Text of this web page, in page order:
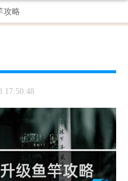
攻略
17:50:48